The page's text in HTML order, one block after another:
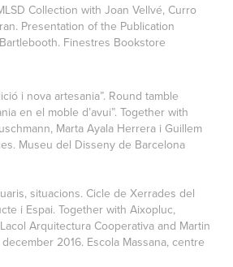
Collection with Joan Vellvé, Curro
Presentation of the Publication
Finestres Bookstore
i nova artesania”. Round tamble
en el moble d’avui”. Together with
Marta Ayala Herrera i Guillem
Museu del Disseny de Barcelona
situacions. Cicle de Xerrades del
i Espai. Together with Aixopluc,
Arquitectura Cooperativa and Martin
december 2016. Escola Massana, centre